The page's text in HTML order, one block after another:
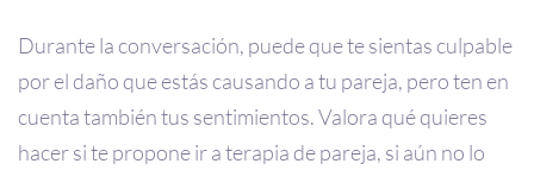
Durante la conversación, puede que te sientas culpable
por el daño que estás causando a tu pareja, pero ten en
cuenta también tus sentimientos. Valora qué quieres
hacer si te propone ir a terapia de pareja, si aún no lo